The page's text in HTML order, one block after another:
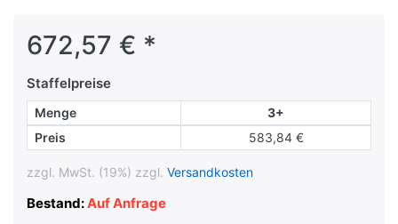
672,57 € *
Staffelpreise
Menge
3+
Preis
583,84 €
zzgl. MwSt. (19%) zzgl. Versandkosten
Bestand:Auf Anfrage